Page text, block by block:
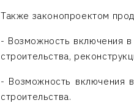
Также законопроектом
- Возможность включения
строительства,
- Возможность включения
строительства.